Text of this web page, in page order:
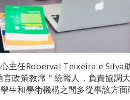
主任Roberval Teixeira e Silva
政策教席＂統籌人，負責協調
生和學術機構之間多從事該方面